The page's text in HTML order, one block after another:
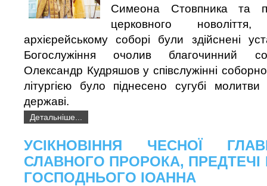
Симеона Стовпника та
церковного
архієрейському соборі були здійснені
Богослужіння очолив благочинний
Олександр Кудряшов у співслужінні
літургією було піднесено сугубі
державі.
Детальніше...
УСІКНОВІННЯ ЧЕСНОЇ
СЛАВНОГО ПРОРОКА, ПРЕДТЕЧІ
ГОСПОДНЬОГО IОАННА